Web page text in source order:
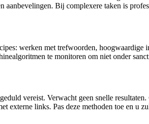
aanbevelingen. Bij complexere taken is
werken met trefwoorden, hoogwaardige
te monitoren om niet onder
vereist. Verwacht geen snelle
externe links. Pas deze methoden toe en u